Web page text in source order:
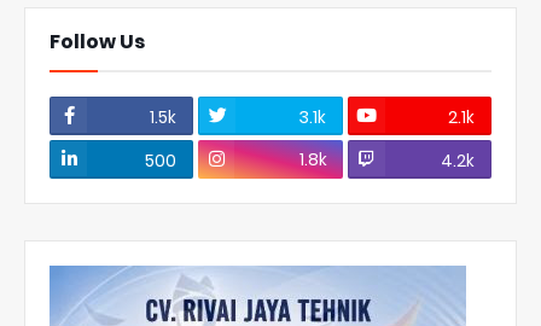
Follow Us
1.5k 3.1k
2.1k
500
1.8k 4.2k